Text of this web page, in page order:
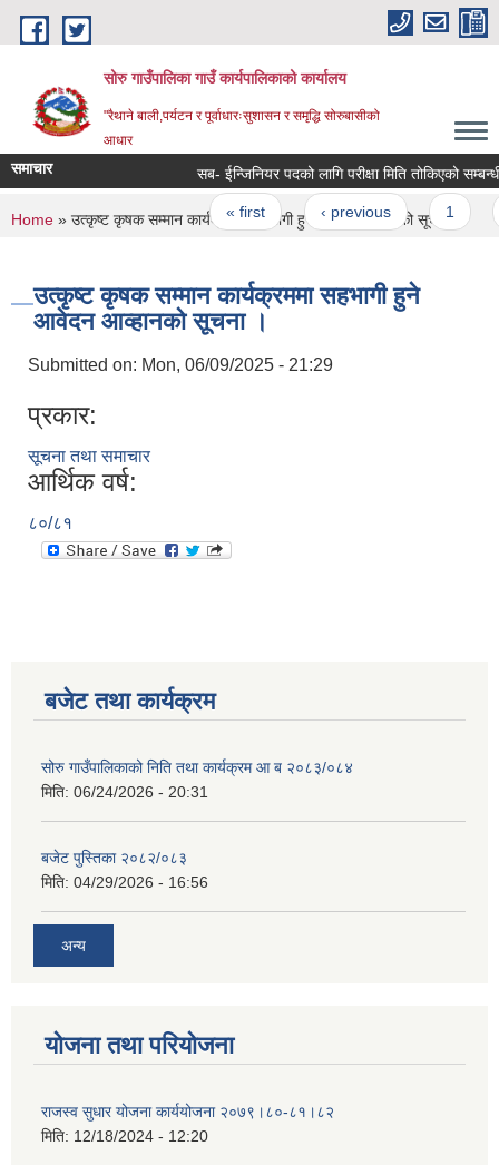
Skip to main content
सोरु गाउँपालिका गाउँ कार्यपालिकाको कार्यालय
"रैथाने बाली,पर्यटन र पूर्वाधारःसुशासन र समृद्धि सोरुबासीको
आधार
समाचार सब- ईन्जिनियर पदको लागि परीक्षा मिति तोकिएको
Pages
« first ‹ previous
You are here
Home » उत्कृष्ट कृषक सम्मान कार्यक्रममा सहभागी हुने आवेदन आव्हानको सूचना ।
उत्कृष्ट कृषक सम्मान कार्यक्रममा सहभागी हुने
आवेदन आव्हानको सूचना ।
Submitted on: Mon, 06/09/2025 - 21:29
प्रकार:
सूचना तथा समाचार
आर्थिक वर्ष:
८०/८१
बजेट तथा कार्यक्रम
सोरु गाउँपालिकाको निति तथा कार्यक्रम आ ब २०८३/०८४
मिति: 06/24/2026 - 20:31
बजेट पुस्तिका २०८२/०८३
मिति: 04/29/2026 - 16:56
अन्य
योजना तथा परियोजना
राजस्व सुधार योजना कार्ययोजना २०७९।८०-८१।८२
मिति: 12/18/2024 - 12:20